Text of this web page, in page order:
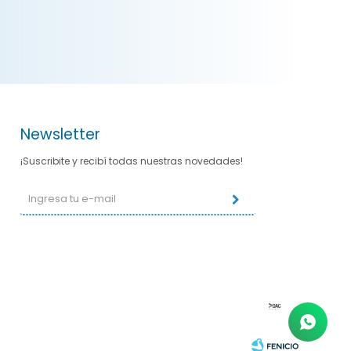
Newsletter
¡Suscribite y recibí todas nuestras novedades!